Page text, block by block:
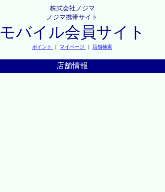
株式会社ノジマ
ノジマ携帯サイト
モバイル会員サイト
ポイント ｜ マイページ ｜ 店舗検索
店舗情報